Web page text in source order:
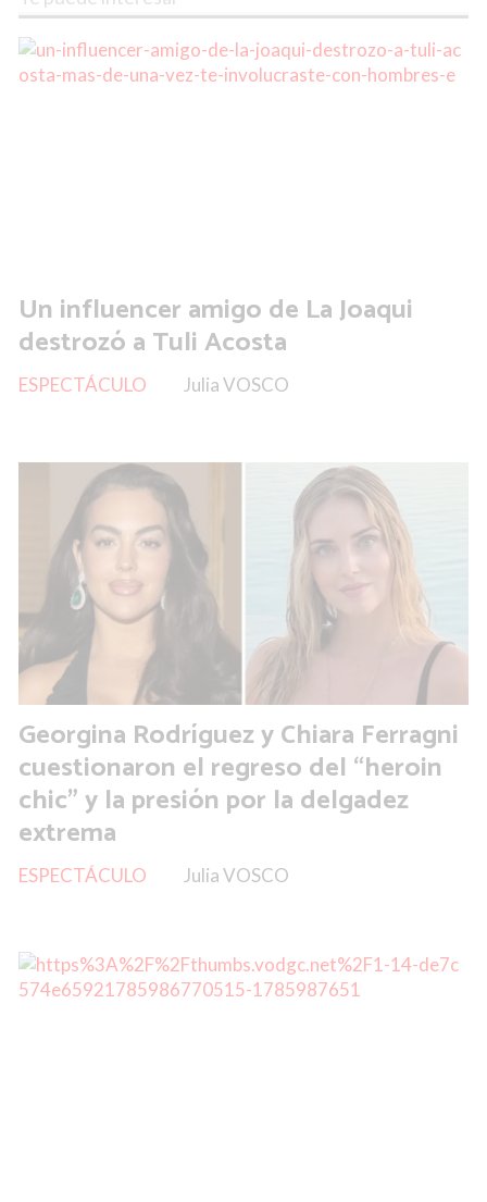
Un influencer amigo de La Joaqui
destrozó a Tuli Acosta
Julia VOSCO
ESPECTÁCULO
Georgina Rodríguez y Chiara Ferragni
cuestionaron el regreso del “heroin
chic” y la presión por la delgadez
extrema
Julia VOSCO
ESPECTÁCULO